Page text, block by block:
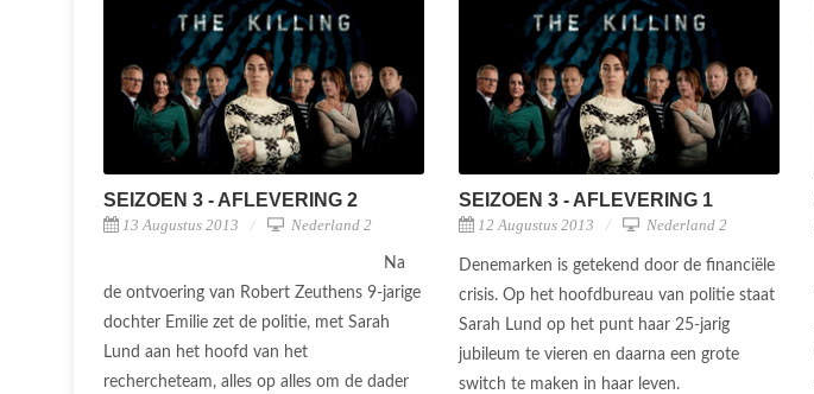
SEIZOEN 3 - AFLEVERING 2
13 Augustus 2013 Nederland 2
Na
de ontvoering van Robert Zeuthens 9-jarige
dochter Emilie zet de politie, met Sarah
Lund aan het hoofd van het
rechercheteam, alles op alles om de dader
SEIZOEN 3 - AFLEVERING 1
12 Augustus 2013 Nederland 2
Denemarken is getekend door de financiële
crisis. Op het hoofdbureau van politie staat
Sarah Lund op het punt haar 25-jarig
jubileum te vieren en daarna een grote
switch te maken in haar leven.